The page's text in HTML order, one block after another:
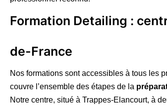
Formation Detailing :
de-France
Nos formations sont accessibles à tous les
couvre l’ensemble des étapes de la
Notre centre, situé à Trappes-Elancourt, à